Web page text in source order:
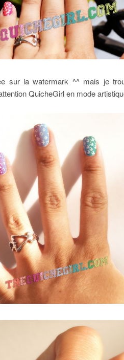
sur la watermark ^^ mais je
QuicheGirl en mode